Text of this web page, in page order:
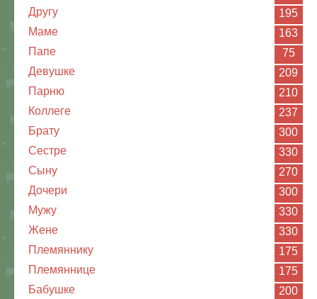
Другу
195
Маме
163
Папе
75
Девушке
209
Парню
210
Коллеге
237
Брату
300
Сестре
330
Сыну
270
Дочери
300
Мужу
330
Жене
330
Племяннику
175
Племяннице
175
Бабушке
200